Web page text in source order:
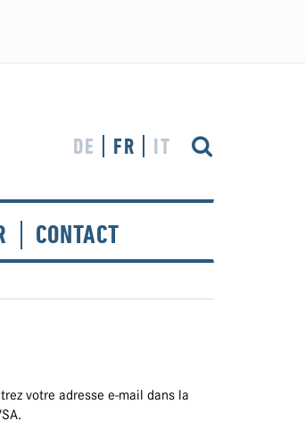
DE FR IT
CONTACT
votre adresse e-mail dans la